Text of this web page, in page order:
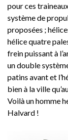
pour ces
système de
proposées ;
hélice quatre
frein puissant à
un double
patins avant et
bien à la ville
Voilà un homme
Halvard !